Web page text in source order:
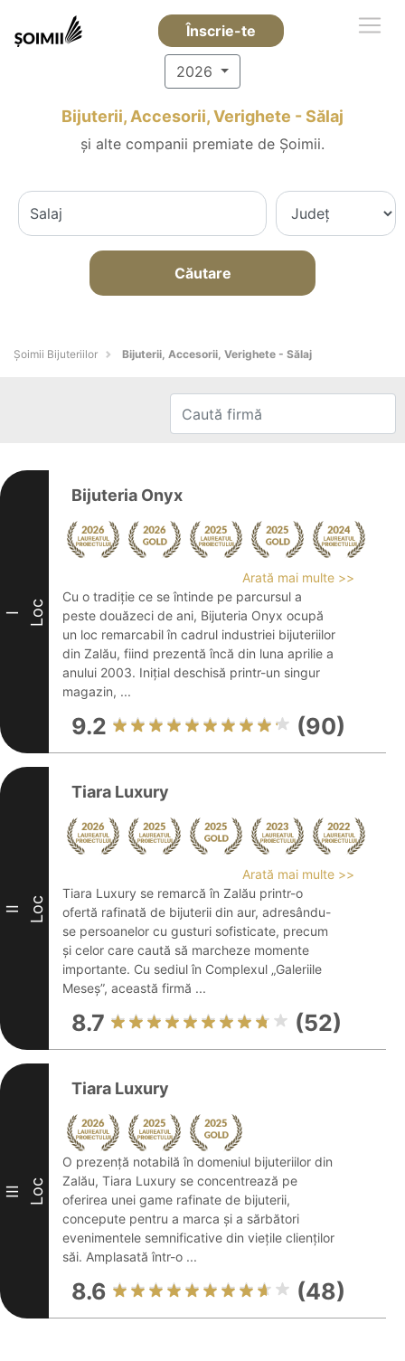
Înscrie-te
2026
Bijuterii, Accesorii, Verighete - Sălaj
și alte companii premiate de Șoimii.
Căutare
Şoimii Bijuteriilor Bijuterii, Accesorii, Verighete - Sălaj
I Loc
Bijuteria Onyx
Arată mai multe >>
Cu o tradiție ce se întinde pe parcursul a
peste douăzeci de ani, Bijuteria Onyx ocupă
un loc remarcabil în cadrul industriei bijuteriilor
din Zalău, fiind prezentă încă din luna aprilie a
anului 2003. Inițial deschisă printr-un singur
magazin, ...
9.2 (90)
II Loc
Tiara Luxury
Arată mai multe >>
Tiara Luxury se remarcă în Zalău printr-o
ofertă rafinată de bijuterii din aur, adresându-
se persoanelor cu gusturi sofisticate, precum
și celor care caută să marcheze momente
importante. Cu sediul în Complexul „Galeriile
Meseș”, această firmă ...
8.7 (52)
III Loc
Tiara Luxury
O prezență notabilă în domeniul bijuteriilor din
Zalău, Tiara Luxury se concentrează pe
oferirea unei game rafinate de bijuterii,
concepute pentru a marca și a sărbători
evenimentele semnificative din viețile clienților
săi. Amplasată într-o ...
8.6 (48)